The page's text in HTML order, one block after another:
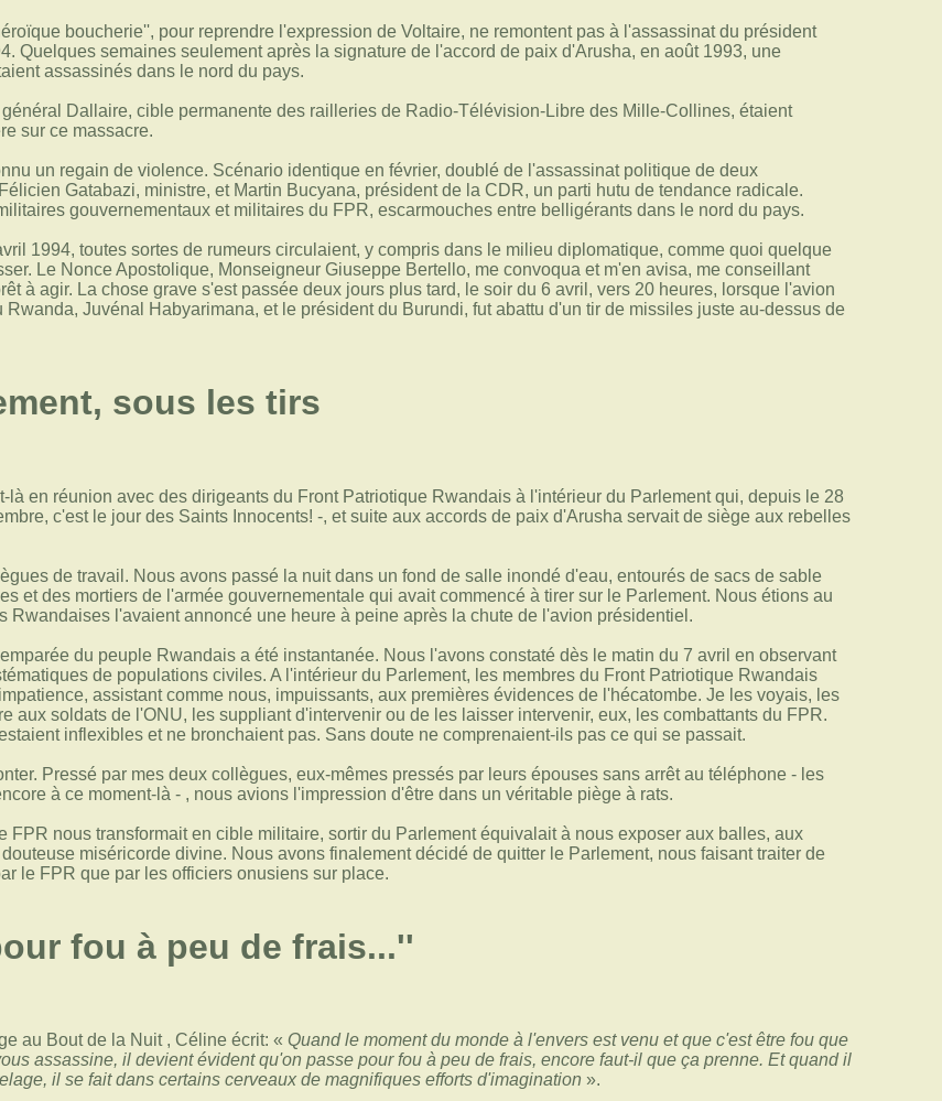
boucherie'', pour reprendre l'expression de Voltaire, ne remontent pas à l'assassinat du président
Quelques semaines seulement après la signature de l'accord de paix d'Arusha, en août 1993, une
assassinés dans le nord du pays.
Dallaire, cible permanente des railleries de Radio-Télévision-Libre des Mille-Collines, étaient
sur ce massacre.
un regain de violence. Scénario identique en février, doublé de l'assassinat politique de deux
Gatabazi, ministre, et Martin Bucyana, président de la CDR, un parti hutu de tendance radicale.
gouvernementaux et militaires du FPR, escarmouches entre belligérants dans le nord du pays.
1994, toutes sortes de rumeurs circulaient, y compris dans le milieu diplomatique, comme quoi quelque
Le Nonce Apostolique, Monseigneur Giuseppe Bertello, me convoqua et m'en avisa, me conseillant
à agir. La chose grave s'est passée deux jours plus tard, le soir du 6 avril, vers 20 heures, lorsque l'avion
Juvénal Habyarimana, et le président du Burundi, fut abattu d'un tir de missiles juste au-dessus de
sous les tirs
là en réunion avec des dirigeants du Front Patriotique Rwandais à l'intérieur du Parlement qui, depuis le 28
c'est le jour des Saints Innocents! -, et suite aux accords de paix d'Arusha servait de siège aux rebelles
de travail. Nous avons passé la nuit dans un fond de salle inondé d'eau, entourés de sacs de sable
et des mortiers de l'armée gouvernementale qui avait commencé à tirer sur le Parlement. Nous étions au
Rwandaises l'avaient annoncé une heure à peine après la chute de l'avion présidentiel.
du peuple Rwandais a été instantanée. Nous l'avons constaté dès le matin du 7 avril en observant
de populations civiles. A l'intérieur du Parlement, les membres du Front Patriotique Rwandais
assistant comme nous, impuissants, aux premières évidences de l'hécatombe. Je les voyais, les
aux soldats de l'ONU, les suppliant d'intervenir ou de les laisser intervenir, eux, les combattants du FPR.
inflexibles et ne bronchaient pas. Sans doute ne comprenaient-ils pas ce qui se passait.
Pressé par mes deux collègues, eux-mêmes pressés par leurs épouses sans arrêt au téléphone - les
à ce moment-là - , nous avions l'impression d'être dans un véritable piège à rats.
FPR nous transformait en cible militaire, sortir du Parlement équivalait à nous exposer aux balles, aux
miséricorde divine. Nous avons finalement décidé de quitter le Parlement, nous faisant traiter de
le FPR que par les officiers onusiens sur place.
fou à peu de frais...''
au Bout de la Nuit , Céline écrit: «Quand le moment du monde à l'envers est venu et que c'est être fou que
assassine, il devient évident qu'on passe pour fou à peu de frais, encore faut-il que ça prenne. Et quand il
il se fait dans certains cerveaux de magnifiques efforts d'imagination ».